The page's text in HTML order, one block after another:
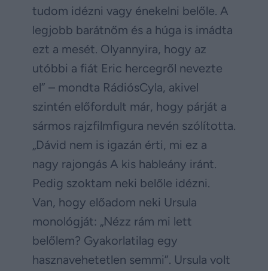
tudom idézni vagy énekelni belőle. A
legjobb barátnőm és a húga is imádta
ezt a mesét. Olyannyira, hogy az
utóbbi a fiát Eric hercegről nevezte
el” – mondta RádiósCyla, akivel
szintén előfordult már, hogy párját a
sármos rajzfilmfigura nevén szólította.
„Dávid nem is igazán érti, mi ez a
nagy rajongás A kis hableány iránt.
Pedig szoktam neki belőle idézni.
Van, hogy előadom neki Ursula
monológját: „Nézz rám mi lett
belőlem? Gyakorlatilag egy
hasznavehetetlen semmi”. Ursula volt